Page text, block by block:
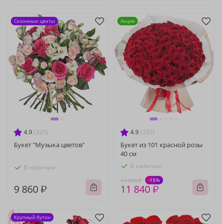
4.9 (325)
Букет "Музыка цветов"
В наличии
9 860 ₽
Сезонные цветы
4.9 (335)
Букет из 101 красной розы
40 см
В наличии
13 930 ₽ -15%
11 840 ₽
Акция
Крупный бутон